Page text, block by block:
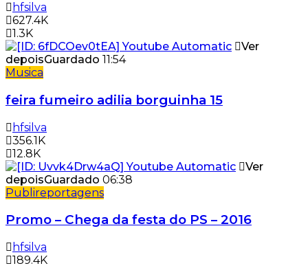
hfsilva
627.4K
1.3K
Ver
depoisGuardado 11:54
Musica
feira fumeiro adilia borguinha 15
hfsilva
356.1K
12.8K
Ver
depoisGuardado 06:38
Publireportagens
Promo – Chega da festa do PS – 2016
hfsilva
189.4K